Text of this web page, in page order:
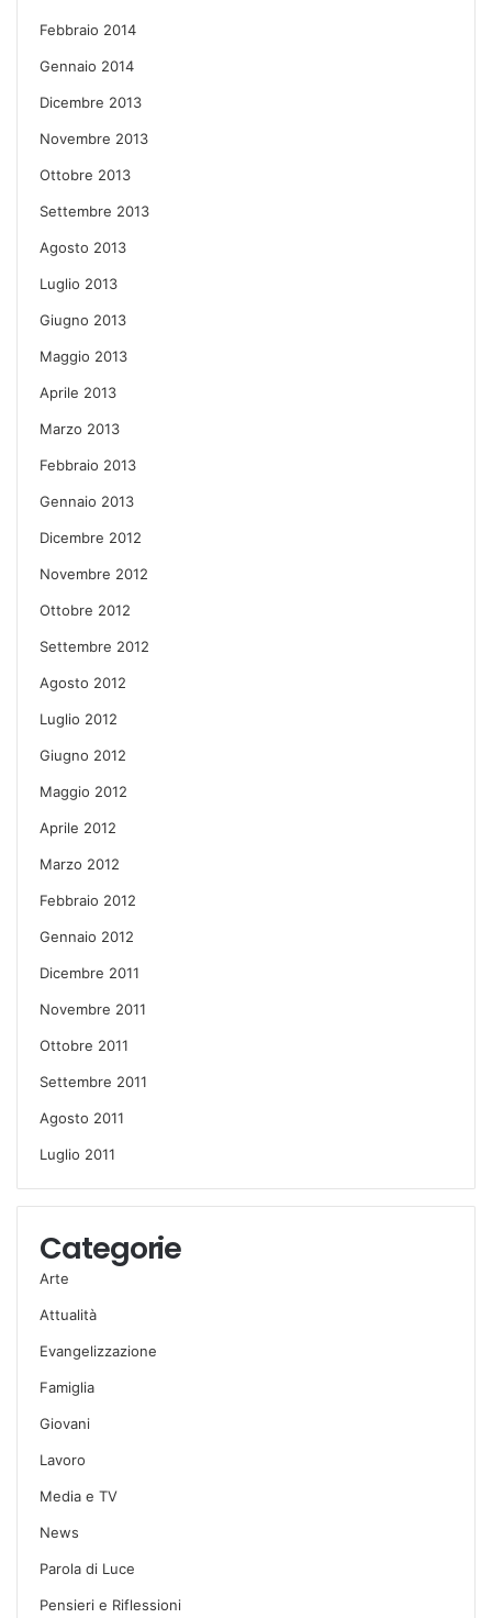
Febbraio 2014
Gennaio 2014
Dicembre 2013
Novembre 2013
Ottobre 2013
Settembre 2013
Agosto 2013
Luglio 2013
Giugno 2013
Maggio 2013
Aprile 2013
Marzo 2013
Febbraio 2013
Gennaio 2013
Dicembre 2012
Novembre 2012
Ottobre 2012
Settembre 2012
Agosto 2012
Luglio 2012
Giugno 2012
Maggio 2012
Aprile 2012
Marzo 2012
Febbraio 2012
Gennaio 2012
Dicembre 2011
Novembre 2011
Ottobre 2011
Settembre 2011
Agosto 2011
Luglio 2011
Categorie
Arte
Attualità
Evangelizzazione
Famiglia
Giovani
Lavoro
Media e TV
News
Parola di Luce
Pensieri e Riflessioni